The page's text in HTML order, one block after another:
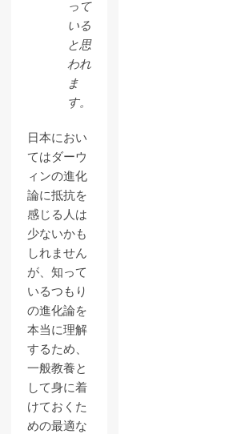
って
いる
と思
われ
ま
す。
日本におい
てはダーウ
ィンの進化
論に抵抗を
感じる人は
少ないかも
しれません
が、知って
いるつもり
の進化論を
本当に理解
するため、
一般教養と
して身に着
けておくた
めの最適な